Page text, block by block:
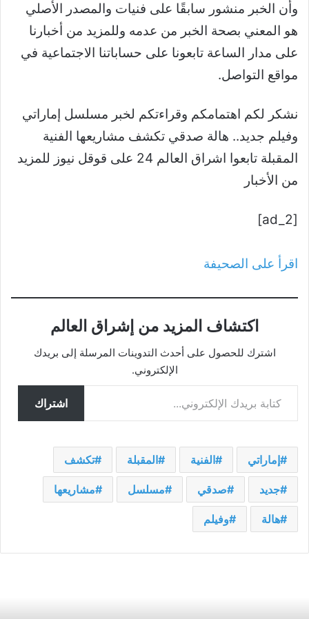
وأن الخبر منشور سابقًا على فنيات والمصدر الأصلي
هو المعني بصحة الخبر من عدمه وللمزيد من أخبارنا
على مدار الساعة تابعونا على حساباتنا الاجتماعية في
مواقع التواصل.
نشكر لكم اهتمامكم وقراءتكم لخبر مسلسل إماراتي
وفيلم جديد.. هالة صدقي تكشف مشاريعها الفنية
المقبلة تابعوا اشراق العالم 24 على قوقل نيوز للمزيد
من الأخبار
[ad_2]
اقرأ على الصحيفة
اكتشاف المزيد من إشراق العالم
اشترك للحصول على أحدث التدوينات المرسلة إلى بريدك
الإلكتروني.
كتابة بريدك الإلكتروني...
اشتراك
إماراتي الفنية المقبلة تكشف
جديد صدقي مسلسل مشاريعها
هالة وفيلم